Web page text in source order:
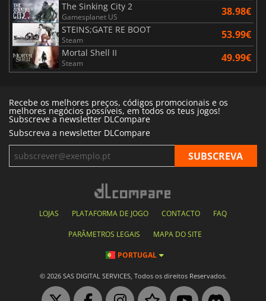
The Sinking City 2
Gamesplanet US 38.98€
STEINS;GATE RE BOOT
Steam 53.99€
Mortal Shell II
Steam 49.99€
Recebe os melhores preços, códigos promocionais e os
melhores negócios possíveis, em todos os teus jogos!
Subscreve a newsletter DLCompare
Subscreva a newsletter DLCompare
LOJAS PLATAFORMA DE JOGO CONTACTO FAQ
PARÂMETROS LEGAIS MAPA DO SITE
PORTUGAL
© 2026 SAS DIGITAL SERVICES, Todos os direitos Reservados.